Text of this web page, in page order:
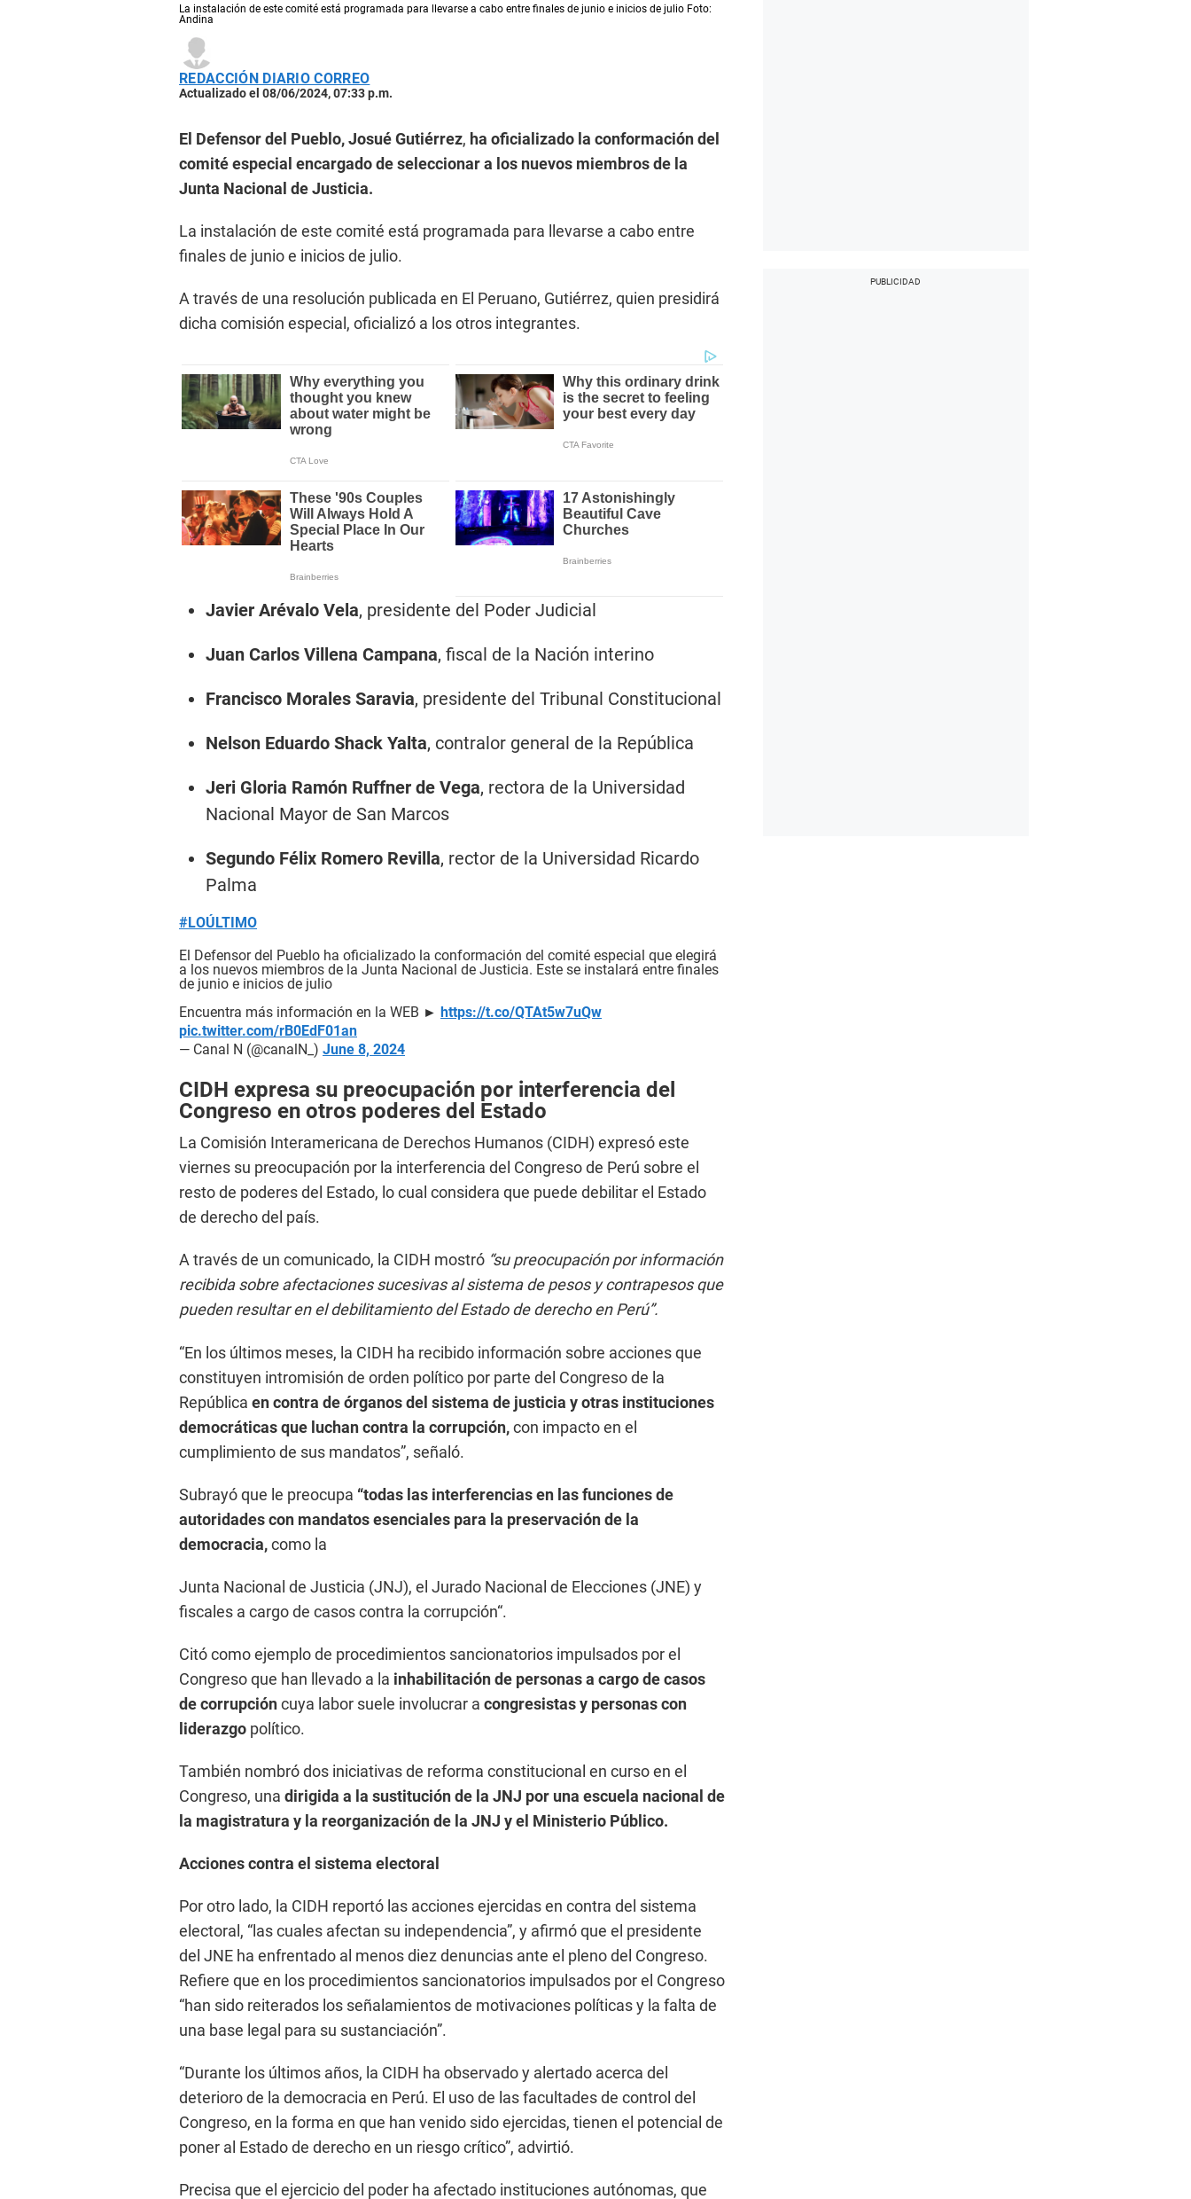
La instalación de este comité está programada para llevarse a cabo entre finales de junio e inicios de julio Foto:
Andina
REDACCIÓN DIARIO CORREO
Actualizado el 08/06/2024, 07:33 p.m.
El Defensor del Pueblo, Josué Gutiérrez, ha oficializado la conformación del
comité especial encargado de seleccionar a los nuevos miembros de la
Junta Nacional de Justicia.
La instalación de este comité está programada para llevarse a cabo entre
finales de junio e inicios de julio.
A través de una resolución publicada en El Peruano, Gutiérrez, quien presidirá
dicha comisión especial, oficializó a los otros integrantes.
Javier Arévalo Vela, presidente del Poder Judicial
Juan Carlos Villena Campana, fiscal de la Nación interino
Francisco Morales Saravia, presidente del Tribunal Constitucional
Nelson Eduardo Shack Yalta, contralor general de la República
Jeri Gloria Ramón Ruffner de Vega, rectora de la Universidad
Nacional Mayor de San Marcos
Segundo Félix Romero Revilla, rector de la Universidad Ricardo
Palma
#LOÚLTIMO
El Defensor del Pueblo ha oficializado la conformación del comité especial que elegirá
a los nuevos miembros de la Junta Nacional de Justicia. Este se instalará entre finales
de junio e inicios de julio
Encuentra más información en la WEB ► https://t.co/QTAt5w7uQw
pic.twitter.com/rB0EdF01an
— Canal N (@canalN_) June 8, 2024
CIDH expresa su preocupación por interferencia del
Congreso en otros poderes del Estado
La Comisión Interamericana de Derechos Humanos (CIDH) expresó este
viernes su preocupación por la interferencia del Congreso de Perú sobre el
resto de poderes del Estado, lo cual considera que puede debilitar el Estado
de derecho del país.
A través de un comunicado, la CIDH mostró “su preocupación por información
recibida sobre afectaciones sucesivas al sistema de pesos y contrapesos que
pueden resultar en el debilitamiento del Estado de derecho en Perú”.
“En los últimos meses, la CIDH ha recibido información sobre acciones que
constituyen intromisión de orden político por parte del Congreso de la
República en contra de órganos del sistema de justicia y otras instituciones
democráticas que luchan contra la corrupción,con impacto en el
cumplimiento de sus mandatos”, señaló.
Subrayó que le preocupa “todas las interferencias en las funciones de
autoridades con mandatos esenciales para la preservación de la
democracia,como la
Junta Nacional de Justicia (JNJ), el Jurado Nacional de Elecciones (JNE) y
fiscales a cargo de casos contra la corrupción“.
Citó como ejemplo de procedimientos sancionatorios impulsados por el
Congreso que han llevado a la inhabilitación de personas a cargo de casos
de corrupcióncuya labor suele involucrar a congresistas y personas con
liderazgo político.
También nombró dos iniciativas de reforma constitucional en curso en el
Congreso, una dirigida a la sustitución de la JNJ por una escuela nacional de
la magistratura y la reorganización de la JNJ y el Ministerio Público.
Acciones contra el sistema electoral
Por otro lado, la CIDH reportó las acciones ejercidas en contra del sistema
electoral, “las cuales afectan su independencia”, y afirmó que el presidente
del JNE ha enfrentado al menos diez denuncias ante el pleno del Congreso.
Refiere que en los procedimientos sancionatorios impulsados por el Congreso
“han sido reiterados los señalamientos de motivaciones políticas y la falta de
una base legal para su sustanciación”.
“Durante los últimos años, la CIDH ha observado y alertado acerca del
deterioro de la democracia en Perú. El uso de las facultades de control del
Congreso, en la forma en que han venido sido ejercidas, tienen el potencial de
poner al Estado de derecho en un riesgo crítico”, advirtió.
Precisa que el ejercicio del poder ha afectado instituciones autónomas, que